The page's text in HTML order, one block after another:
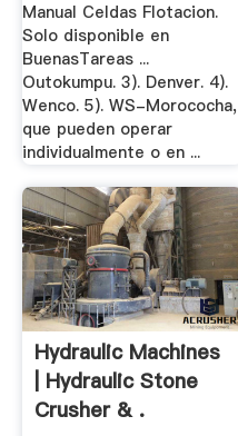
Manual Celdas Flotacion.
Solo disponible en
BuenasTareas ...
Outokumpu. 3). Denver. 4).
Wenco. 5). WS-Morococha,
que pueden operar
individualmente o en ...
Hydraulic Machines
| Hydraulic Stone
Crusher & .